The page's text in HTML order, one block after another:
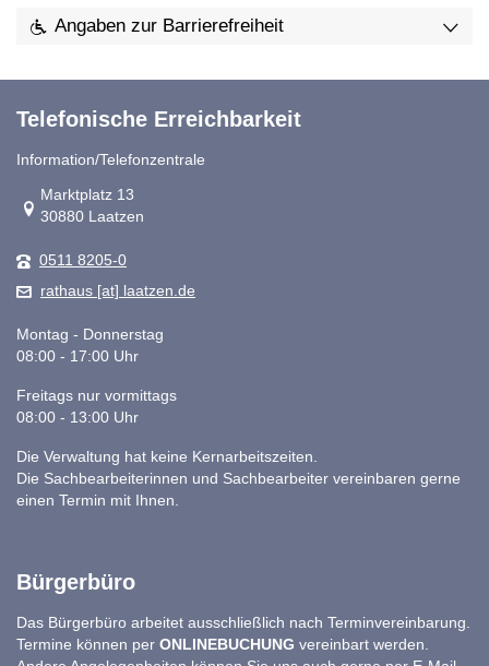
Angaben zur Barrierefreiheit
Telefonische Erreichbarkeit
Information/Telefonzentrale
Link zur Google-Maps Navigation
Marktplatz 13
30880 Laatzen
0511 8205-0
rathaus [at] laatzen.de
Montag - Donnerstag
08:00 - 17:00 Uhr
Freitags nur vormittags
08:00 - 13:00 Uhr
Die Verwaltung hat keine Kernarbeitszeiten.
Die Sachbearbeiterinnen und Sachbearbeiter vereinbaren gerne
einen Termin mit Ihnen.
Bürgerbüro
Das Bürgerbüro arbeitet ausschließlich nach Terminvereinbarung.
Termine können per ONLINEBUCHUNG vereinbart werden.